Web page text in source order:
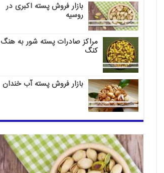
بازار فروش پسته اکبری در
روسیه
مراکز صادرات پسته شور به هنگ
کنگ
بازار فروش پسته آب خندان